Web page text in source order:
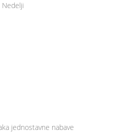
Nedelji
jednostavne nabave